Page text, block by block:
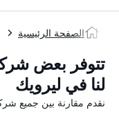
الصفحة الرئيسية
تتوفر بعض
لنا في ليرويك
نقدم مقارنة بين جميع